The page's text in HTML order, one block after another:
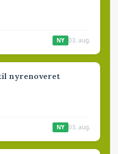
NY 03. aug.
nyrenoveret
NY 03. aug.